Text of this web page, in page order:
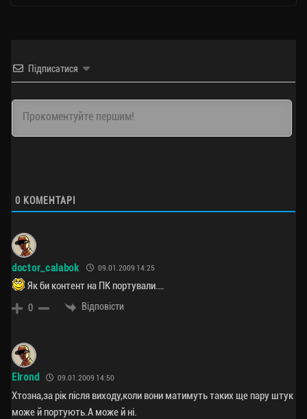
Підписатися
0 КОМЕНТАРІ
doctor_calabok 09.01.2009 14:25
Як би контент на ПК портували….
0 Відповісти
Elrond 09.01.2009 14:50
Хтозна,за рік після виходу,коли вони матимуть таких ще пару штук
може й портують.А може й ні.